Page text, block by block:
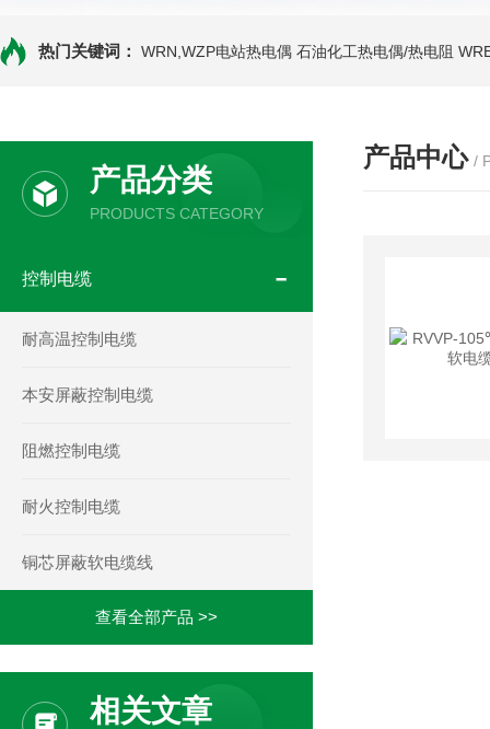
热门关键词： WRN,WZP电站热电偶 石油化工热电偶/热电阻
产品分类
PRODUCTS CATEGORY
控制电缆
耐高温控制电缆
本安屏蔽控制电缆
阻燃控制电缆
耐火控制电缆
铜芯屏蔽软电缆线
查看全部产品 >>
相关文章
产品中心 /